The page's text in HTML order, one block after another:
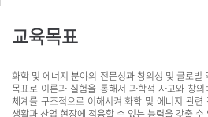
교육목표
화학 및 에너지 분야의 전문성과 창의성 및 글로벌
목표로 이론과 실험을 통해서 과학적 사고와 창
체계를 구조적으로 이해시켜 화학 및 에너지 관련
생활과 산업 현장에 적응할 수 있는 능력을 갖출